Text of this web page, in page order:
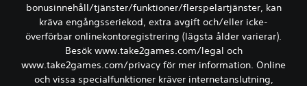
bonusinnehåll/tjänster/funktioner/flerspelartjänster, kan
kräva engångsseriekod, extra avgift och/eller icke-
överförbar onlinekontoregistrering (lägsta ålder varierar).
Besök www.take2games.com/legal och
www.take2games.com/privacy för mer information. Online
och vissa specialfunktioner kräver internetanslutning,